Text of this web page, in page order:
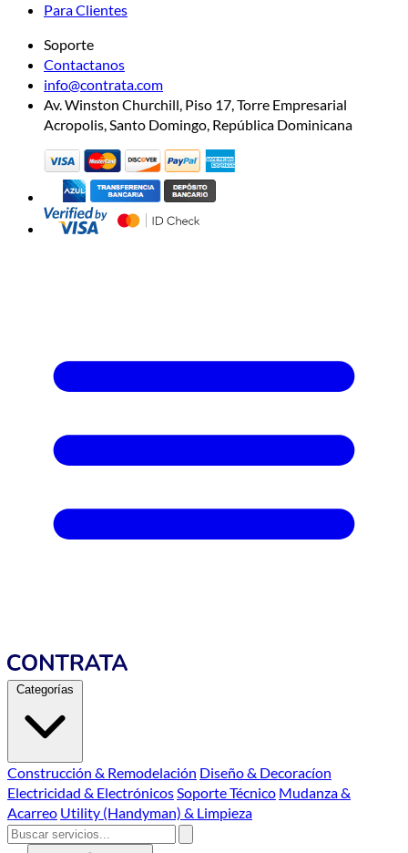
Para Clientes
Soporte
Contactanos
info@contrata.com
Av. Winston Churchill, Piso 17, Torre Empresarial
Acropolis, Santo Domingo, República Dominicana
Categorías
Construcción & Remodelación Diseño & Decoracíon
Electricidad & ElectrónicosSoporte Técnico Mudanza &
Acarreo Utility (Handyman) & Limpieza